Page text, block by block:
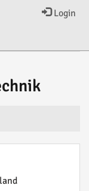
Login